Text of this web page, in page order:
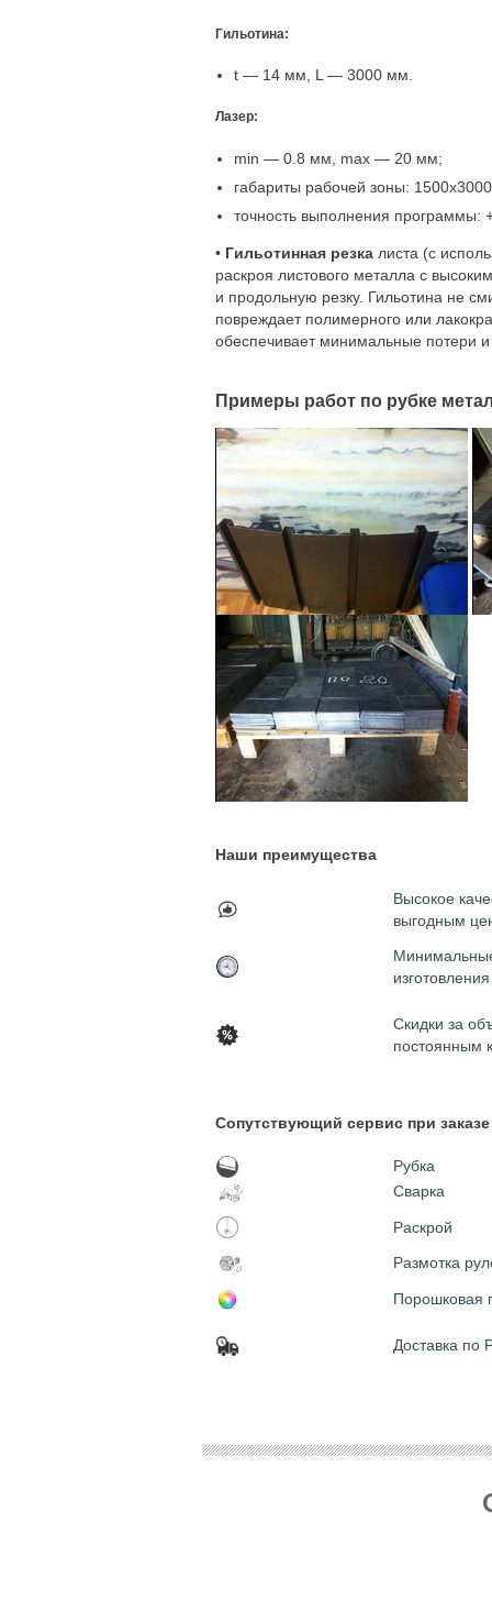
Гильотина:
t — 14 мм, L — 3000 мм.
Лазер:
min — 0.8 мм, mах — 20 мм;
габариты рабочей зоны:
точность выполнения программы:
• Гильотинная резка листа (с
раскроя листового металла с
и продольную резку. Гильотина не
повреждает полимерного или
обеспечивает минимальные потери
Примеры работ по рубке
Наши преимущества
Высокое
выгодным
Скидки за
постоянным
Сопутствующий сервис при
Рубка
Сварка
Раскрой
Размотка
Порошковая
Доставка по